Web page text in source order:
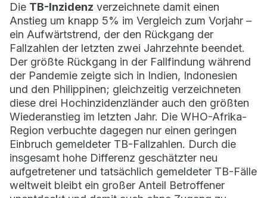
Die TB-Inzidenz verzeichnete damit einen
Anstieg um knapp 5% im Vergleich zum Vorjahr –
ein Aufwärtstrend, der den Rückgang der
Fallzahlen der letzten zwei Jahrzehnte beendet.
Der größte Rückgang in der Fallfindung während
der Pandemie zeigte sich in Indien, Indonesien
und den Philippinen; gleichzeitig verzeichneten
diese drei Hochinzidenzländer auch den größten
Wiederanstieg im letzten Jahr. Die WHO-Afrika-
Region verbuchte dagegen nur einen geringen
Einbruch gemeldeter TB-Fallzahlen. Durch die
insgesamt hohe Differenz geschätzter neu
aufgetretener und tatsächlich gemeldeter TB-Fälle
weltweit bleibt ein großer Anteil Betroffener